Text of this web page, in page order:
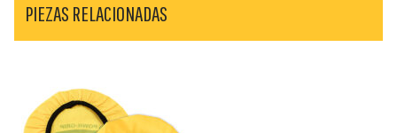
PIEZAS RELACIONADAS